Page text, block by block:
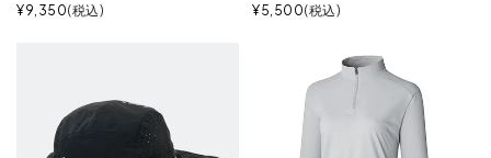
¥9,350 税込
¥5,500 税込